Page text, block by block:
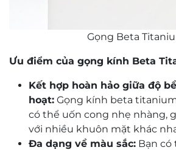
Gọng Beta
Ưu điểm của gọng kính Beta
Kết hợp hoàn hảo giữa độ
hoạt: Gọng kính beta
có thể uốn cong nhẹ nhàng,
với nhiều khuôn mặt khác
Đa dạng về màu sắc: Bạn